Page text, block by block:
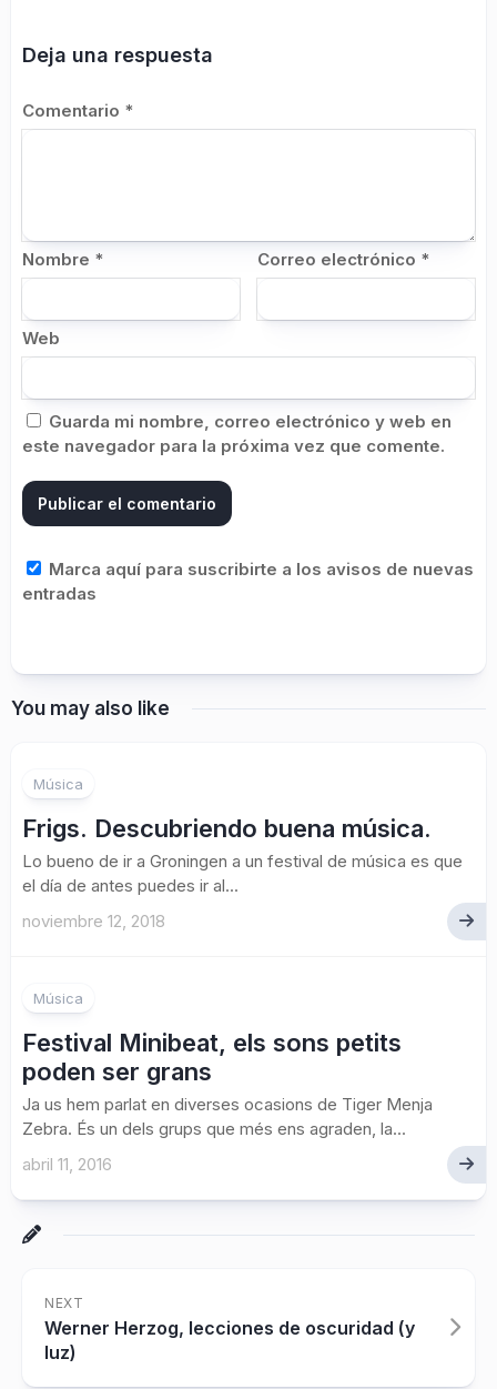
Deja una respuesta
Comentario *
Nombre * Correo electrónico *
Web
Guarda mi nombre, correo electrónico y web en
este navegador para la próxima vez que comente.
Marca aquí para suscribirte a los avisos de nuevas
entradas
You may also like
Música
Frigs. Descubriendo buena música.
Lo bueno de ir a Groningen a un festival de música es que
el día de antes puedes ir al...
noviembre 12, 2018
Música
Festival Minibeat, els sons petits
poden ser grans
Ja us hem parlat en diverses ocasions de Tiger Menja
Zebra. És un dels grups que més ens agraden, la...
abril 11, 2016
NEXT
Werner Herzog, lecciones de oscuridad (y
luz)